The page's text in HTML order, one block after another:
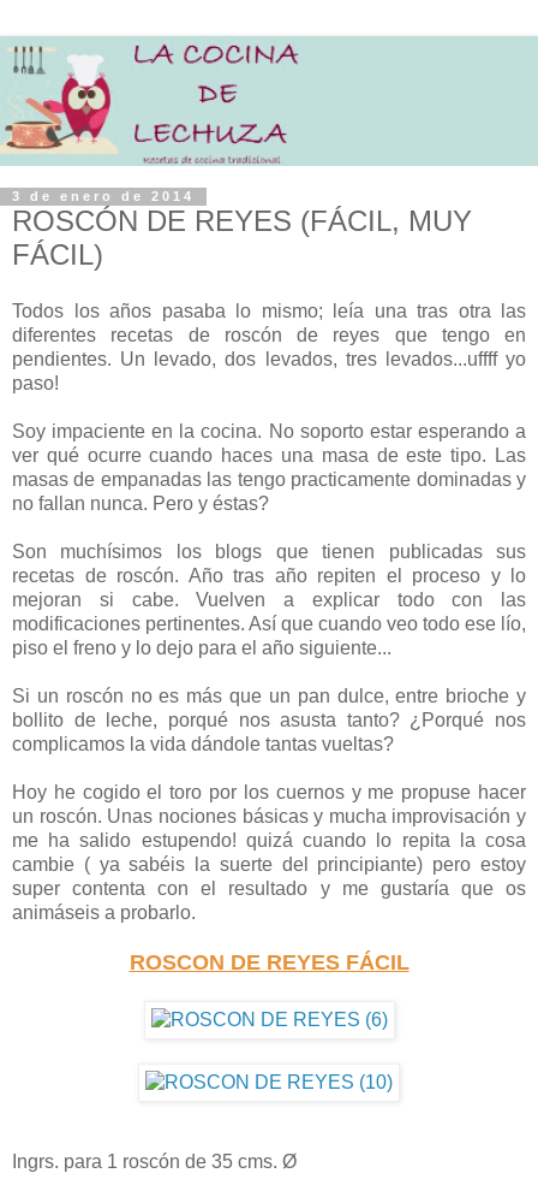
3 de enero de 2014
ROSCÓN DE REYES (FÁCIL, MUY
FÁCIL)
Todos los años pasaba lo mismo; leía una tras otra las
diferentes recetas de roscón de reyes que tengo en
pendientes. Un levado, dos levados, tres levados...uffff yo
paso!
Soy impaciente en la cocina. No soporto estar esperando a
ver qué ocurre cuando haces una masa de este tipo. Las
masas de empanadas las tengo practicamente dominadas y
no fallan nunca. Pero y éstas?
Son muchísimos los blogs que tienen publicadas sus
recetas de roscón. Año tras año repiten el proceso y lo
mejoran si cabe. Vuelven a explicar todo con las
modificaciones pertinentes. Así que cuando veo todo ese lío,
piso el freno y lo dejo para el año siguiente...
Si un roscón no es más que un pan dulce, entre brioche y
bollito de leche, porqué nos asusta tanto? ¿Porqué nos
complicamos la vida dándole tantas vueltas?
Hoy he cogido el toro por los cuernos y me propuse hacer
un roscón. Unas nociones básicas y mucha improvisación y
me ha salido estupendo! quizá cuando lo repita la cosa
cambie ( ya sabéis la suerte del principiante) pero estoy
super contenta con el resultado y me gustaría que os
animáseis a probarlo.
ROSCON DE REYES FÁCIL
Ingrs. para 1 roscón de 35 cms. Ø